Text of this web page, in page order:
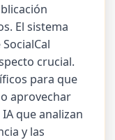
El sistema
crucial.
para que
aprovechar
que analizan
y las